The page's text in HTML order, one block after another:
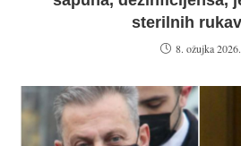
sterilnih
8. ožujka 2026.